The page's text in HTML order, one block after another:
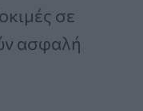
σε
ασφαλή